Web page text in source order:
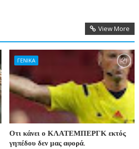
View More
ΓΕΝΙΚΑ
Οτι κάνει ο ΚΛΑΤΕΜΠΕΡΓΚ εκτός
γηπέδου δεν μας αφορά.